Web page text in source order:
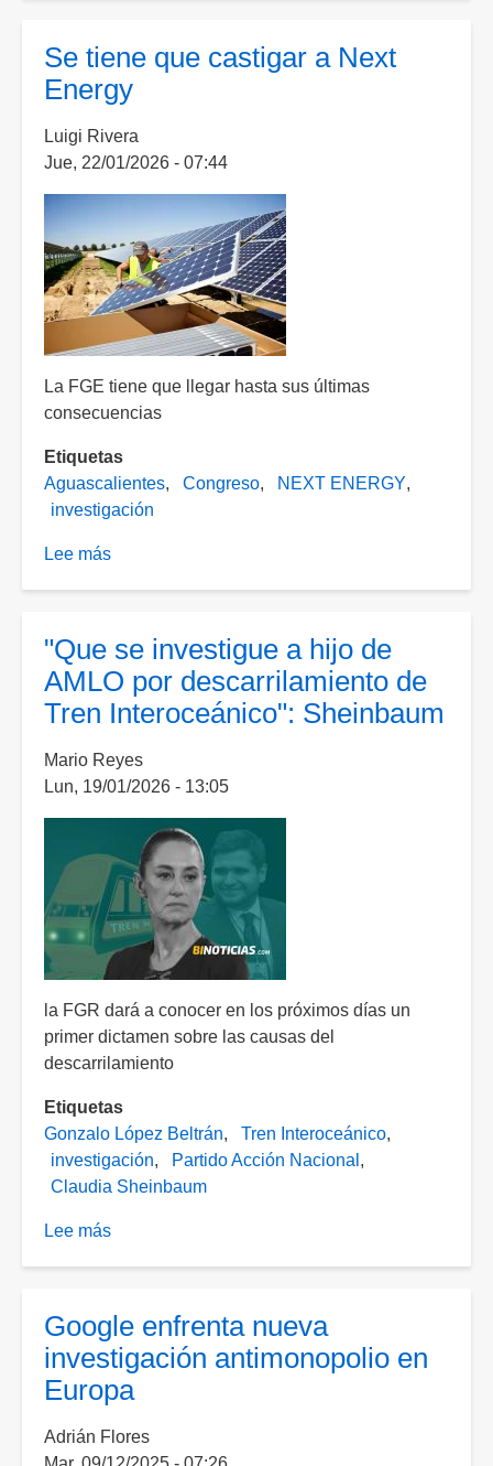
exsupervisor
de
por
abusos
sexuales
de
al
menos
89
menores
Se tiene que castigar a Next
Energy
Luigi Rivera
Jue, 22/01/2026 - 07:44
La FGE tiene que llegar hasta sus últimas
consecuencias
Etiquetas
Aguascalientes
Congreso
NEXT ENERGY
investigación
Lee más
castigar
a
Next
"Que se investigue a hijo de
AMLO por descarrilamiento de
Tren Interoceánico": Sheinbaum
Mario Reyes
Lun, 19/01/2026 - 13:05
la FGR dará a conocer en los próximos días un
primer dictamen sobre las causas del
descarrilamiento
Etiquetas
Gonzalo López Beltrán
Tren Interoceánico
investigación
Partido Acción Nacional
Claudia Sheinbaum
Lee más
a
hijo
de
por
Google enfrenta nueva
investigación antimonopolio en
Europa
Adrián Flores